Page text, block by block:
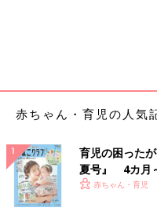
赤ちゃん・育児の人気
育児の困った
夏号』 4カ月
いっぱい！
赤ちゃん・育児